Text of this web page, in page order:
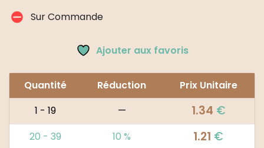
Sur Commande
Ajouter aux favoris
Quantité Réduction
Prix Unitaire
1 - 19
— 1.34 €
20 - 39 10 % 1.21 €